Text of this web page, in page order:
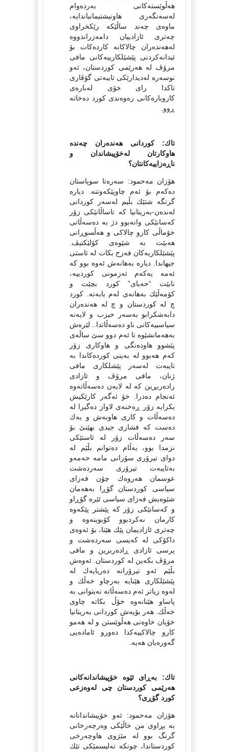
هه‌ڵوێسته‌كانى به‌رده‌وام
له‌سه‌نگه‌رى هاونیشتیمانیاندایه‌،
ماوه‌ى چه‌ند ساڵێكه‌ رێكخراوى
چه‌ترى ئازادییان دامه‌زراندووه‌
له‌هه‌نده‌ران چالاكانه‌ كارده‌كات بۆ
ئیدانه‌كردنى پێشێلكارییه‌كانى مافى
مرۆڤ له‌ هه‌رێمى كوردستان، ئه‌و
نوسه‌ره‌ له‌دیدارێكى تایبه‌تى گۆڤارى
تاكدا راى خۆى له‌باره‌ى
كاروباره‌كانى ره‌وه‌ندى كورد ده‌خاته‌
ڕوو.
تاك: كوردانی هه‌نده‌ران چه‌نده‌
هاوكارتان له‌خۆپیشاندان و
ناڕه‌زاییه‌كانتان؟
هۆزان مه‌حمود: سه‌ره‌تا سوپاستان
ده‌كه‌م بۆ ئه‌م چاوپێكه‌وتنه‌. دیاره‌
گرنگه‌ شتێك بڵیم له‌سه‌ر كوردانی
‌له‌نده‌ن-به‌ریتانیا كه‌ تاساڵانێكی زۆر
كه‌سانێكی وانه‌بوو دژ به‌ ده‌سه‌ڵاتی
خۆماڵی كارو چالاكی و هه‌ڵسوڕانی
هه‌بێت به‌ شێوه‌ی كۆلێكتیڤ.
پێشێلكاریه‌كان فه‌زح بكات له‌ ئاستی
جیهاندا. دیاره‌ به‌هانه‌ش ئه‌وه‌ بوو كه‌
ئه‌مه‌ یه‌كه‌م ئه‌زمونی كوردییه‌،
نابێت “حه‌یای” كورد بچێت و
كۆمه‌ڵێك به‌هانه‌ی له‌م بابه‌ته‌. كورد
چ له‌ كوردستان و چ له‌ هه‌نده‌ران
دابه‌شكرابو به‌سه‌ر حیزب و لایه‌نه‌
سیاسییه‌كانی ناو ده‌سه‌ڵاتدا.. لێره‌ش
به‌هه‌مانشێوه‌ تا ئه‌م دوو سێ ساڵه‌ی
پێشوو هاوده‌نگی و هاوكاری زۆر
كه‌م هه‌بوو له‌ به‌ینی كورده‌كاندا به‌
تایبه‌ت له‌سه‌ر پێشلكاری مافی
ژنان، مافی مرۆڤ و ئازادی
راده‌ربڕین كه‌ له‌ لایه‌ن ده‌سه‌ڵاته‌وه‌
ئه‌نجام ده‌درا. خۆ ئه‌گه‌ر كارێكیش
بكرایه‌ زۆر ڕه‌خنه‌ی لاواز ده‌گیرا له‌
ده‌سه‌ڵات و كاری هاوبه‌ش و یه‌ك
ده‌ست كه‌ فشاری جیدی بهێنێ بۆ
سه‌ر ده‌سه‌ڵات زۆر له‌ ئاستێكی
نزمدا بوو، به‌ڵام ده‌توانم بڵێم له‌
دوای تیرۆری سۆرانی مامه‌ حه‌مه‌و
به‌تایبه‌ت تیرۆری سه‌رده‌شت
عوسمان هه‌روه‌ك چۆن فه‌زای
سیاسی كوردستان گۆڕا به‌هه‌مان
شێوه‌یش فه‌زای سیاسی ئێره‌ گۆڕاو
و كه‌سانێكی زۆر كه‌ پێشتر پێكه‌وه‌
كارمان نه‌كردبوو كۆبوینه‌وه‌ و
چه‌تری ئازادیمان پێك هێنا، بۆ ئه‌وه‌ی
داكۆكی له‌ كه‌یسی سه‌رده‌شت و
پرسی ئازادی ڕاده‌ربرین و مافی
مرۆڤ بكه‌ین له‌ كوردستان. ئه‌وه‌ش
بڵێم ئه‌و تیرۆرانه‌ ده‌ریایه‌ك له‌
پێشێلكاری هێنایه‌ به‌ر‌چاو خه‌ڵك و
له‌وه‌ زیاتر ئه‌م ده‌سه‌ڵاته‌ نه‌یتوانی به‌
پاساو هێنانه‌وه‌ خۆڵ بكاته‌ چاوی
خه‌ڵك. هه‌ر بۆیه‌ش كوردانی به‌ریتانیا
خۆیان خاوه‌نی هه‌ڵوێستن و له‌ هه‌مو
كارو چالاكییه‌كدا ده‌ورو ئاماده‌یی
گه‌وره‌یان هه‌یه‌.
تاك: به‌ڕاى ئێوه‌ خۆپیشاندانه‌كانی
هه‌رێمی كوردستان چی له‌وه‌زعی
كورد گۆڕی؟
هۆزان مه‌حمود: ئه‌و خۆپیشاندانانه‌
به‌ بڕاوی من خاڵێكی وه‌رچه‌رخانی
گرنگ بوو له‌ مێژوی هاوچه‌رخی
كوردستاندا، چونكه‌ ته‌لیسمێكی تێك